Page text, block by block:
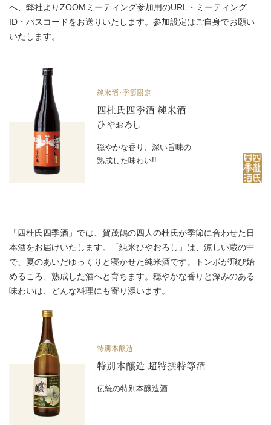
へ、弊社よりZOOMミーティング参加用のURL・ミーティング
ID・パスコードをお送りいたします。参加設定はご自身でお願い
いたします。
純米酒・季節限定
四杜氏四季酒 純米酒
ひやおろし
穏やかな香り、深い旨味の
熟成した味わい!!
「四杜氏四季酒」では、賀茂鶴の四人の杜氏が季節に合わせた日
本酒をお届けいたします。「純米ひやおろし」は、涼しい蔵の中
で、夏のあいだゆっくりと寝かせた純米酒です。
トンボが飛び始
めるころ、熟成した酒へと育ちます。穏やかな香りと深みのある
味わいは、どんな料理にも寄り添います。
特別本醸造
特別本醸造 超特撰特等酒
伝統の特別本醸造酒